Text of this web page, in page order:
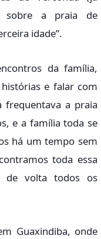
sobre a praia de
idade”.
da família,
e falar com
frequentava a praia
e a família toda se
há um tempo sem
toda essa
de volta todos os
Guaxindiba, onde